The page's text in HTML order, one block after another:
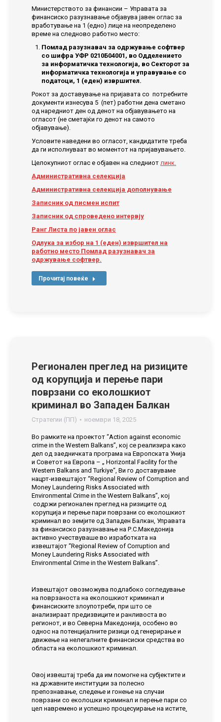
Министерството за финансии – Управата за
финансиско разузнавање објавува јавен оглас за
вработување на 1 (едно) лице на неопределено
време на следново работно место:
Помлад разузнавач за одржување софтвер
со шифра УФР 0210Б04001, во Одделението
за информатичка технологија, во Секторот за
информатичка технологија и управување со
податоци, 1 (еден) извршител.
Рокот за доставување на пријавата со потребните
документи изнесува 5 (пет) работни дена сметано
од наредниот ден од денот на објавувањето на
огласот (не сметајќи го денот на самото
објавување).
Условите наведени во огласот, кандидатите треба
да ги исполнуваат во моментот на пријавувањето.
Целокупниот оглас е објавен на следниот линк.
Административна селекција
Административна селекција дополнување
Записник од писмен испит
Записник од спроведено интервју
Ранг Листа по јавен оглас
Одлука за избор на 1 (еден) извршител на
работно место Помлад разузнавач за
одржување софтвер.
Прочитај повеќе
Регионален преглед на ризиците
од корупција и перење пари
поврзани со еколошкиот
криминал во Западен Балкан
Стратегии (ПП) ноември 18, 2025
Во рамките на проектот “Action against economic
crime in the Western Balkans”, кој се реализира како
дел од заедничката програма на Европската Унија
и Советот на Европа – „ Horizontal Facility for the
Western Balkans and Turkiye“, Ви го доставуваме
нацрт-извештајот “Regional Review of Corruption and
Money Laundering Risks Associated with
Environmental Crime in the Western Balkans”, кој
содржи регионален преглед на ризиците од
корупција и перење пари поврзани со еколошкиот
криминал во земјите од Западен Балкан, Управата
за финансиско разузнавање на Р.С.Македонија
активно учествуваше во изработката на
извештајот “Regional Review of Corruption and
Money Laundering Risks Associated with
Environmental Crime in the Western Balkans”.
Извештајот овозможува подлабоко согледување
на поврзаноста на еколошкиот криминал и
финансиските злоупотреби, при што се
анализираат предизвиците и ранливоста во
регионот, и во Северна Македонија, особено во
однос на потенцијалните ризици од генерирање и
движење на нелегалните финансиски средства во
областа на еколошкиот криминал.
Овој извештај треба да им помогне на субјектите и
на државните институции за полесно
препознавање, следење и гонење на случаи
поврзани со еколошки криминал и перење пари со
цел навремено и успешно процесуирање на истите.